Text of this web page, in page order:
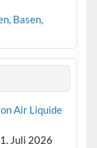
Basen,
Air Liquide
Juli 2026